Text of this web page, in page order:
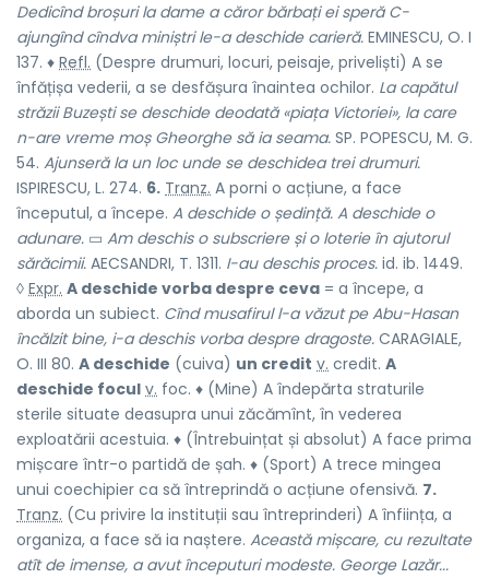
Dedicînd broșuri la dame a căror bărbați ei speră C-
ajungînd cîndva miniștri le-a deschide carieră. EMINESCU, O. I
137. ♦ Refl. (Despre drumuri, locuri, peisaje, priveliști) A se
înfățișa vederii, a se desfășura înaintea ochilor. La capătul
străzii Buzești se deschide deodată «piața Victoriei», la care
n-are vreme moș Gheorghe să ia seama. SP. POPESCU, M. G.
54. Ajunseră la un loc unde se deschidea trei drumuri.
ISPIRESCU, L. 274. 6. Tranz. A porni o acțiune, a face
începutul, a începe. A deschide o ședință. A deschide o
adunare. ▭ Am deschis o subscriere și o loterie în ajutorul
sărăcimii. AECSANDRI, T. 1311. I-au deschis proces. id. ib. 1449.
◊ Expr. A deschide vorba despre ceva = a începe, a
aborda un subiect. Cînd musafirul l-a văzut pe Abu-Hasan
încălzit bine, i-a deschis vorba despre dragoste. CARAGIALE,
O. III 80. A deschide (cuiva) un credit v. credit. A
deschide focul v. foc. ♦ (Mine) A îndepărta straturile
sterile situate deasupra unui zăcămînt, în vederea
exploatării acestuia. ♦ (Întrebuințat și absolut) A face prima
mișcare într-o partidă de șah. ♦ (Sport) A trece mingea
unui coechipier ca să întreprindă o acțiune ofensivă. 7.
Tranz. (Cu privire la instituții sau întreprinderi) A înființa, a
organiza, a face să ia naștere. Această mișcare, cu rezultate
atît de imense, a avut începuturi modeste. George Lazăr...